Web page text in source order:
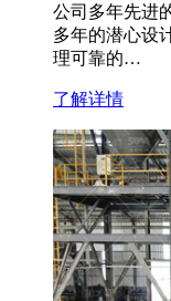
公司多年先进
多年的潜心设
理可靠的…
了解详情